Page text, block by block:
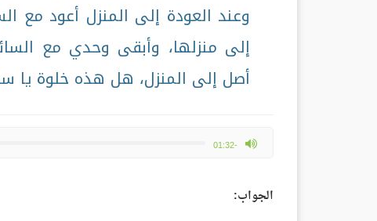
وعند العودة إلى المنزل أعود
إلى منزلها، وأبقى وحدي مع
أصل إلى المنزل، هل هذه خلوة يا
-01:32
max volume
الجواب: